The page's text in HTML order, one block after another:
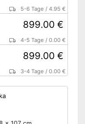
ist atmungsaktiv
5-6 Tage /4.95 €
899.00 €
4-5 Tage /0.00 €
899.00 €
3-4 Tage /0.00 €